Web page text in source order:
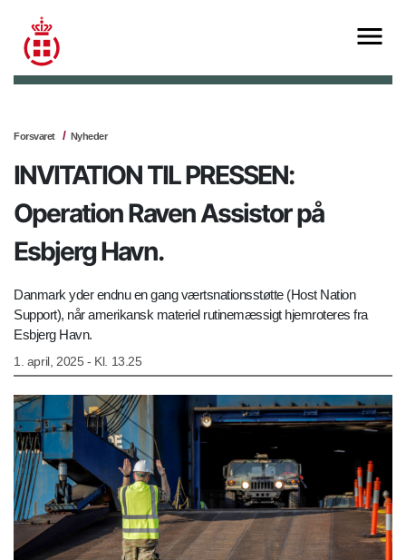
Forsvaret Nyheder
INVITATION TIL PRESSEN:
Operation Raven Assistor på
Esbjerg Havn.
Danmark yder endnu en gang værtsnationsstøtte (Host Nation
Support), når amerikansk materiel rutinemæssigt hjemroteres fra
Esbjerg Havn.
1. april, 2025 - Kl. 13.25